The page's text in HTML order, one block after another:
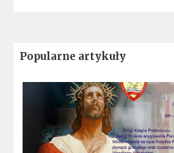
Popularne artykuły